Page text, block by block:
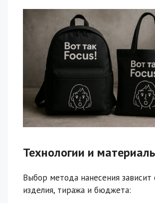
Технологии и
Выбор метода нанесения зависит
изделия, тиража и бюджета: